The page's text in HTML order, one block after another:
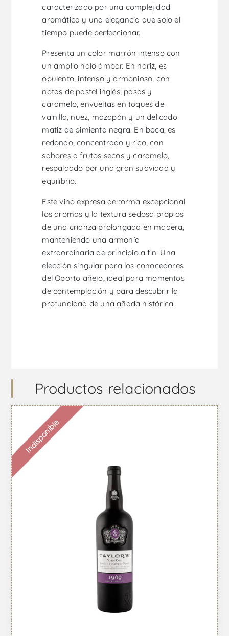
caracterizado por una complejidad
aromática y una elegancia que solo el
tiempo puede perfeccionar.
Presenta un color marrón intenso con
un amplio halo ámbar. En nariz, es
opulento, intenso y armonioso, con
notas de pastel inglés, pasas y
caramelo, envueltas en toques de
vainilla, nuez, mazapán y un delicado
matiz de pimienta negra. En boca, es
redondo, concentrado y rico, con
sabores a frutos secos y caramelo,
respaldado por una gran suavidad y
equilibrio.
Este vino expresa de forma excepcional
los aromas y la textura sedosa propios
de una crianza prolongada en madera,
manteniendo una armonía
extraordinaria de principio a fin. Una
elección singular para los conocedores
del Oporto añejo, ideal para momentos
de contemplación y para descubrir la
profundidad de una añada histórica.
Productos relacionados
Indisponible